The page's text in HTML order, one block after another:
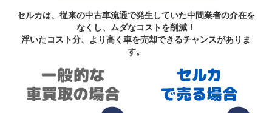
セルカは、従来の中古車流通で発生していた中間業者の介在を
なくし、ムダなコストを削減！
浮いたコスト分、より高く車を売却できるチャンスがありま
す。